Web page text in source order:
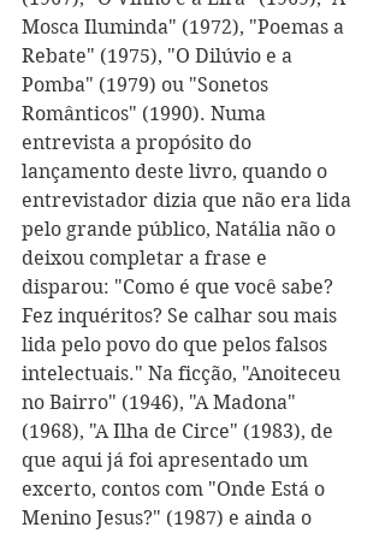
Mosca Iluminda" (1972), "Poemas a
Rebate" (1975), "O Dilúvio e a
Pomba" (1979) ou "Sonetos
Românticos" (1990). Numa
entrevista a propósito do
lançamento deste livro, quando o
entrevistador dizia que não era lida
pelo grande público, Natália não o
deixou completar a frase e
disparou: "Como é que você sabe?
Fez inquéritos? Se calhar sou mais
lida pelo povo do que pelos falsos
intelectuais." Na ficção, "Anoiteceu
no Bairro" (1946), "A Madona"
(1968), "A Ilha de Circe" (1983), de
que aqui já foi apresentado um
excerto, contos com "Onde Está o
Menino Jesus?" (1987) e ainda o